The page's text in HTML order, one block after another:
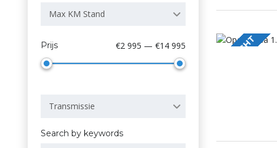
Max KM Stand
Prijs €2 995 — €14 995
Transmissie
Search by keywords
VERKOCHT